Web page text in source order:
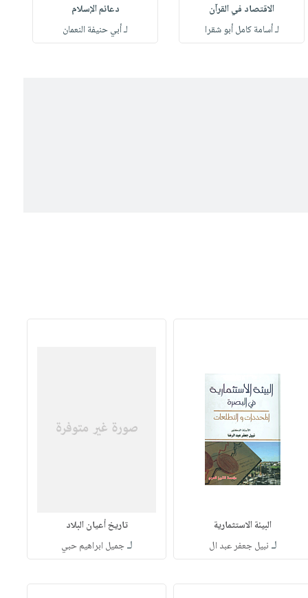
الاقتصاد في القرآن
لـ أسامة كامل أبو شقرا
دعائم الإسلام
لـ أبي حنيفة النعمان
البيئة الاستثمارية
لـ نبيل جعفر عبد ال
تاريخ أعيان البلاد
لـجميل ابراهيم حبي